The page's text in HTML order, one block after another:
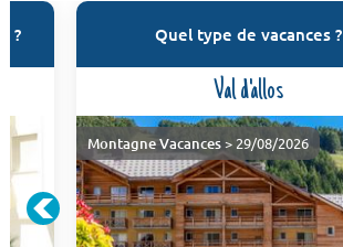
? Quel type de vacances ?
Val d'allos
Montagne Vacances> 29/08/2026